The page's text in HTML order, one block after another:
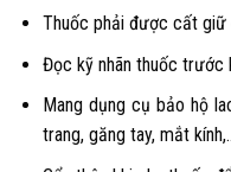
Thuốc phải được cất giữ
Đọc kỹ nhãn thuốc trước
Mang dụng cụ bảo hộ
trang, găng tay, mắt